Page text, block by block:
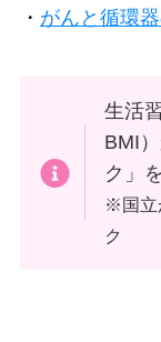
・ がんと循環
生活
BMI
ク」
※国立
ク